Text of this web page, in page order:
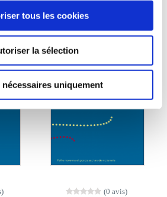
tous les cookies
la sélection
uniquement
(0 avis)